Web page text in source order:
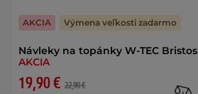
Návleky na topánky W-TEC Bristos
AKCIA
19,90 € 22,90 €
AKCIA Výmena veľkosti zadarmo